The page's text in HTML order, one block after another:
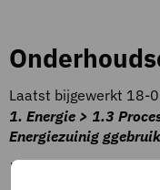
Laatst bijgewerkt 18-
1. Energie > 1.3
Energiezuinig